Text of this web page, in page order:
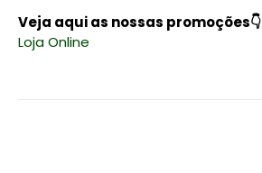
Veja aqui as nossas promoções👇
Loja Online